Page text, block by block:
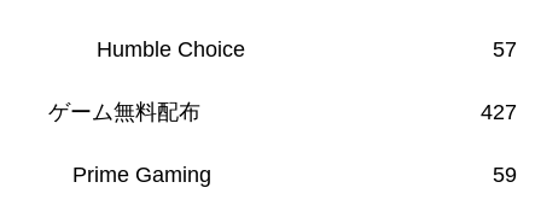
Humble Choice 57
ゲーム無料配布 427
Prime Gaming 59